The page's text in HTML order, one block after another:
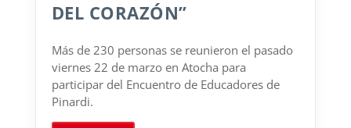
DEL CORAZÓN”
Más de 230 personas se reunieron el pasado
viernes 22 de marzo en Atocha para
participar del Encuentro de Educadores de
Pinardi.